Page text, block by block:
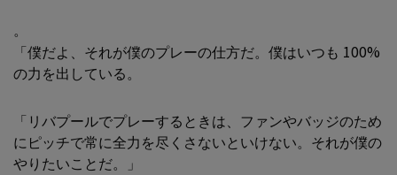
。
「僕だよ、それが僕のプレーの仕方だ。僕はいつも 100%
の力を出している。
「リバプールでプレーするときは、ファンやバッジのため
にピッチで常に全力を尽くさないといけない。それが僕の
やりたいことだ。」